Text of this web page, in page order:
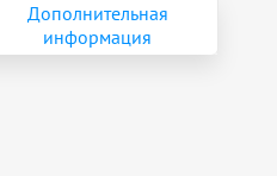
Дополнительная
информация